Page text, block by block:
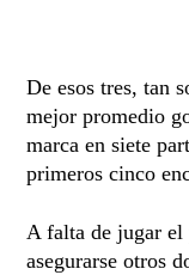
De esos tres, tan
mejor promedio
marca en siete
primeros cinco
A falta de jugar
asegurarse otros